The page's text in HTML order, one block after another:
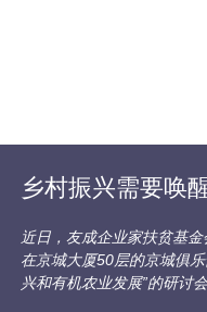
乡村振兴需要唤
近日，友成企业家扶贫基金
在京城大厦50层的京城俱
兴和有机农业发展”的研讨会